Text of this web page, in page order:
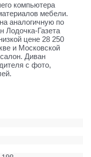
компьютера
мебели.
аналогичную по
Лодочка-Газета
цене 28 250
и Московской
Диван
с фото,